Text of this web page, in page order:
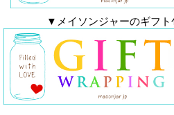
▼メイソンジャーのギフ